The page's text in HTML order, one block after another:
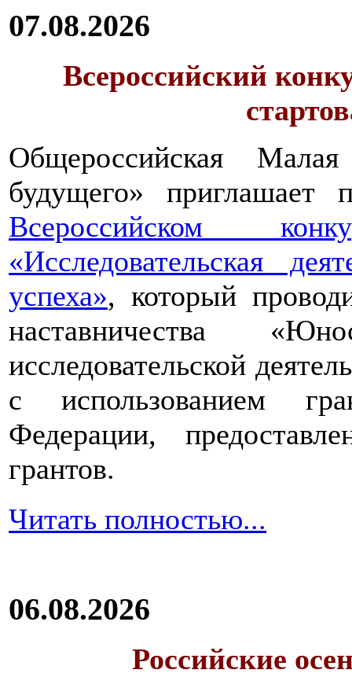
07.08.2026
Всероссийский
Общероссийская
будущего» приглашает
Всероссийском
«Исследовательская
успеха», который
наставничества
исследовательской
с использованием
Федерации,
грантов.
Читать полностью...
06.08.2026
Российские